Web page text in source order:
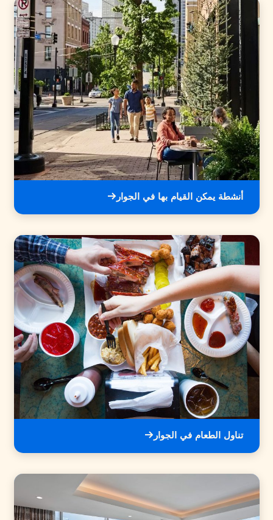
أنشطة يمكن القيام بها في الجوار
تناول الطعام في الجوار